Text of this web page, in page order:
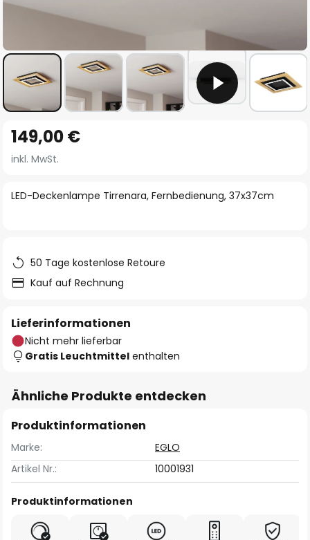
Anfang
der
springen
LED-Deckenlampe Tirrenara, Fernbedienung, 37x37cm
149,00 €
inkl. MwSt.
50 Tage kostenlose Retoure
Kauf auf Rechnung
Lieferinformationen
Nicht mehr lieferbar
Gratis Leuchtmittel enthalten
Ähnliche Produkte entdecken
Produktinformationen
Marke:
EGLO
Artikel Nr.:
10001931
Produktinformationen